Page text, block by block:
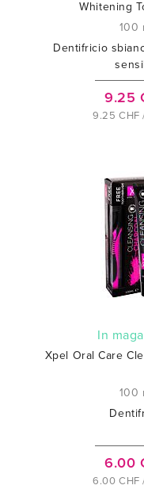
Whitening
100
Dentifricio
9.25
9.25 CHF
In
Xpel Oral Care
100
6.00
6.00 CHF